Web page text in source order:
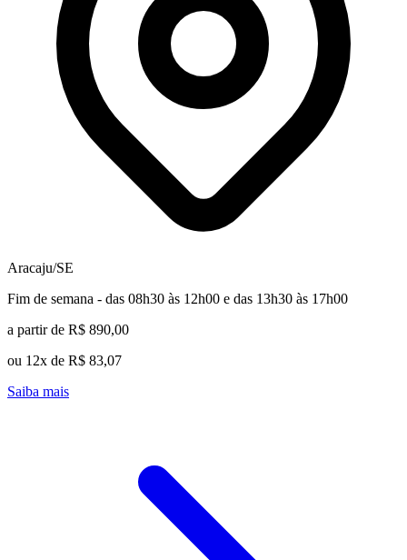
Aracaju/SE
Fim de semana - das 08h30 às 12h00 e das 13h30 às 17h00
a partir de R$ 890,00
ou 12x de R$ 83,07
Saiba mais